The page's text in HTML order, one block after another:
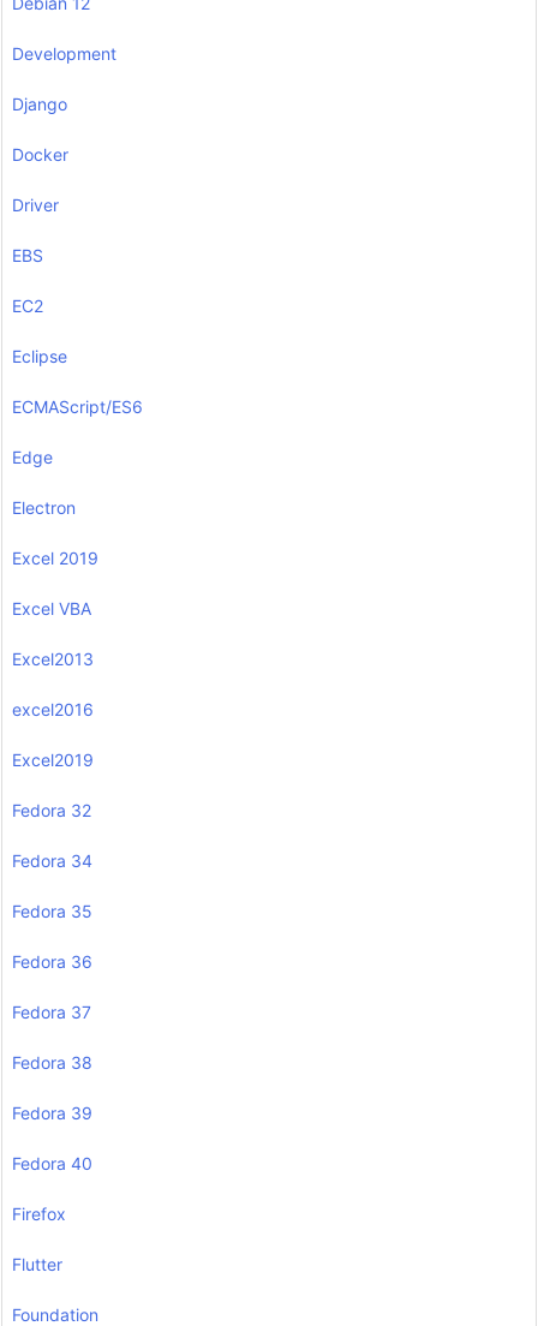
Development
Django
Docker
Driver
EBS
EC2
Eclipse
ECMAScript/ES6
Edge
Electron
Excel 2019
Excel VBA
Excel2013
excel2016
Excel2019
Fedora 32
Fedora 34
Fedora 35
Fedora 36
Fedora 37
Fedora 38
Fedora 39
Fedora 40
Firefox
Flutter
Foundation